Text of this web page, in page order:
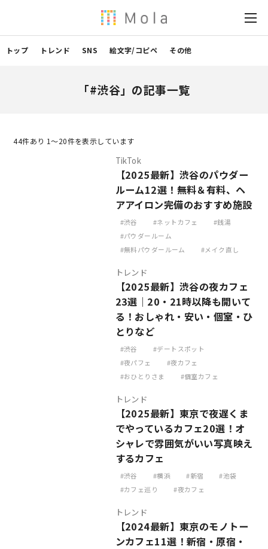
トップ トレンド SNS 絵文字/コピペ その他
「#渋谷」の記事一覧
44件あり 1〜20件を表示しています
TikTok
【2025最新】渋谷のパウダー
ルーム12選！無料＆有料、ヘ
アアイロン完備のおすすめ施設
渋谷 ネットカフェ
銭湯
パウダールーム
無料パウダールーム
メイク直し
トレンド
【2025最新】渋谷の夜カフェ
23選｜20・21時以降も開いて
る！おしゃれ・安い・個室・ひ
とりなど
渋谷
デートスポット
夜パフェ
夜カフェ
おひとりさま
個室カフェ
トレンド
【2025最新】東京で夜遅くま
でやっているカフェ20選！オ
シャレで雰囲気がいい写真映え
するカフェ
渋谷 横浜 新宿
池袋
カフェ巡り
夜カフェ
トレンド
【2024最新】東京のモノトー
ンカフェ11選！新宿・原宿・